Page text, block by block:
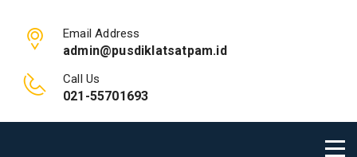
Email Address
admin@pusdiklatsatpam.id
Call Us
021-55701693